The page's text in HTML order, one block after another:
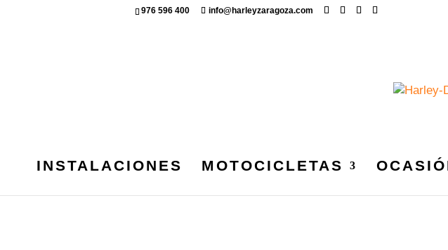
976 596 400 info@harleyzaragoza.com
INSTALACIONES MOTOCICLETAS